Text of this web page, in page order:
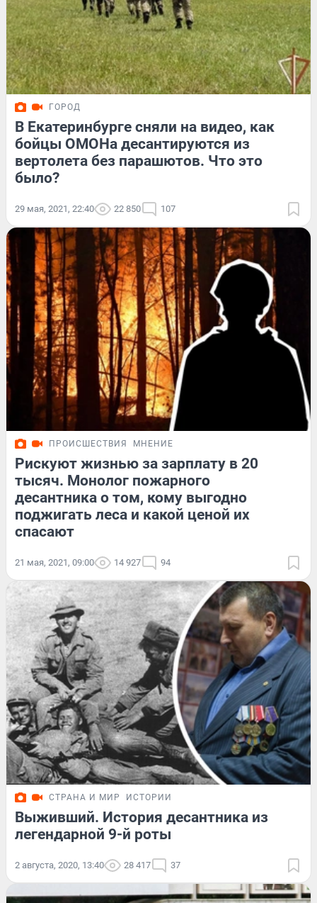
ГОРОД
В Екатеринбурге сняли на видео, как
бойцы ОМОНа десантируются из
вертолета без парашютов. Что это
было?
29 мая, 2021, 22:40 22 850 107
ПРОИСШЕСТВИЯ МНЕНИЕ
Рискуют жизнью за зарплату в 20
тысяч. Монолог пожарного
десантника о том, кому выгодно
поджигать леса и какой ценой их
спасают
21 мая, 2021, 09:00 14 927 94
СТРАНА И МИР ИСТОРИИ
Выживший. История десантника из
легендарной 9-й роты
2 августа, 2020, 13:40 28 417 37